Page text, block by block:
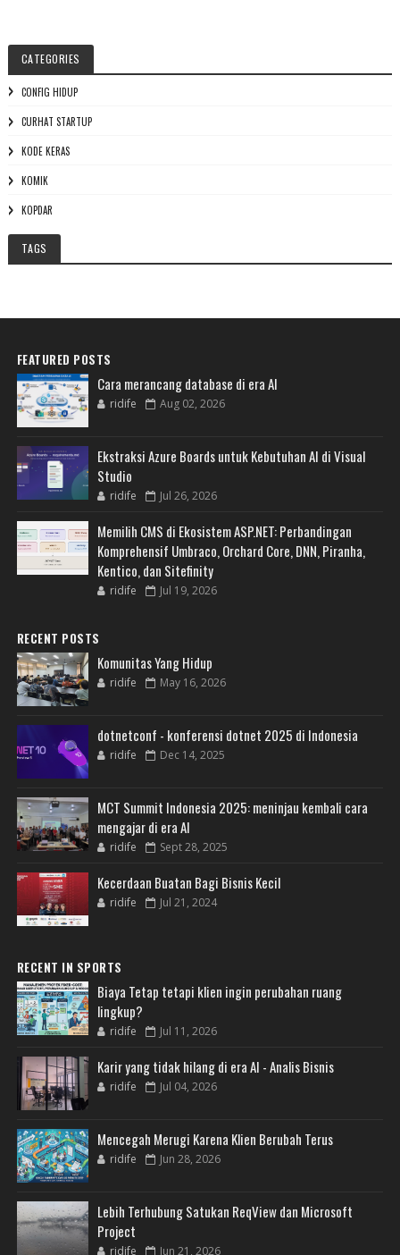
CATEGORIES
CONFIG HIDUP
CURHAT STARTUP
KODE KERAS
KOMIK
KOPDAR
TAGS
FEATURED POSTS
Cara merancang database di era AI
ridife Aug 02, 2026
Ekstraksi Azure Boards untuk Kebutuhan AI di Visual
Studio
ridife Jul 26, 2026
Memilih CMS di Ekosistem ASP.NET: Perbandingan
Komprehensif Umbraco, Orchard Core, DNN, Piranha,
Kentico, dan Sitefinity
ridife Jul 19, 2026
RECENT POSTS
Komunitas Yang Hidup
ridife May 16, 2026
dotnetconf - konferensi dotnet 2025 di Indonesia
ridife Dec 14, 2025
MCT Summit Indonesia 2025: meninjau kembali cara
mengajar di era AI
ridife Sept 28, 2025
Kecerdaan Buatan Bagi Bisnis Kecil
ridife Jul 21, 2024
RECENT IN SPORTS
Biaya Tetap tetapi klien ingin perubahan ruang
lingkup?
ridife Jul 11, 2026
Karir yang tidak hilang di era AI - Analis Bisnis
ridife Jul 04, 2026
Mencegah Merugi Karena Klien Berubah Terus
ridife Jun 28, 2026
Lebih Terhubung Satukan ReqView dan Microsoft
Project
ridife Jun 21, 2026